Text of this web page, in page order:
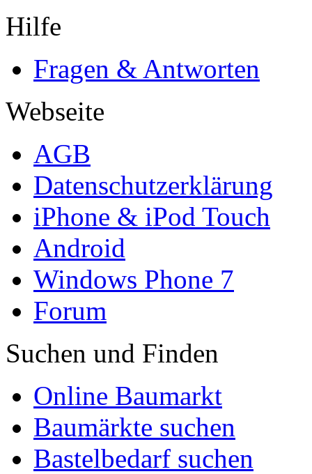
Hilfe
Fragen & Antworten
Webseite
AGB
Datenschutzerklärung
iPhone & iPod Touch
Android
Windows Phone 7
Forum
Suchen und Finden
Online Baumarkt
Baumärkte suchen
Bastelbedarf suchen